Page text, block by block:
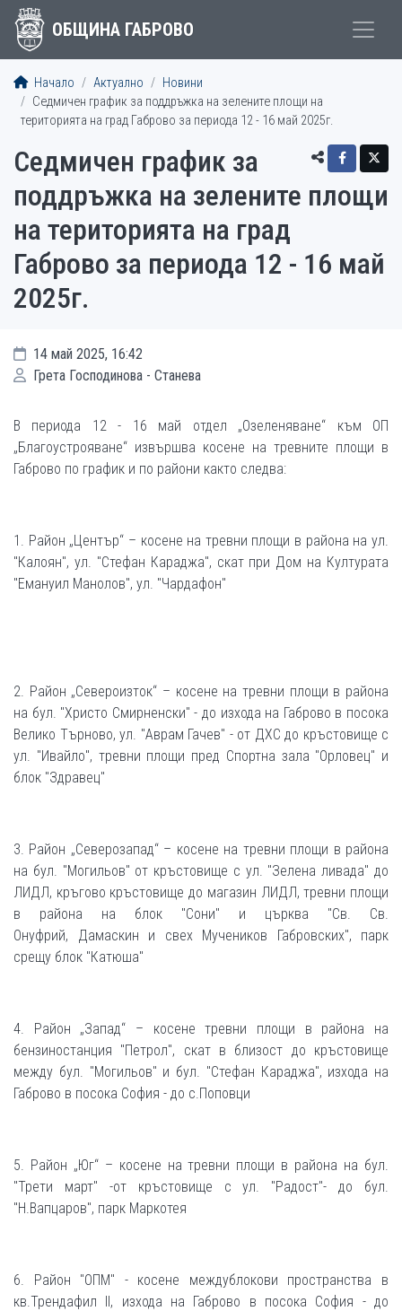
ОБЩИНА ГАБРОВО
Начало Актуално
Новини
Седмичен график за поддръжка на зелените площи на
територията на град Габрово за периода 12 - 16 май 2025г.
Седмичен график за
поддръжка на зелените площи
на територията на град
Габрово за периода 12 - 16 май
2025г.
14 май 2025, 16:42
Грета Господинова - Станева
В периода 12 - 16 май отдел „Озеленяване“ към ОП
„Благоустрояване“ извършва косене на тревните площи в
Габрово по график и по райони както следва:
1. Район „Център“ – косене на тревни площи в района на ул.
"Калоян", ул. "Стефан Караджа", скат при Дом на Културата
"Емануил Манолов", ул. "Чардафон"
2. Район „Североизток“ – косене на тревни площи в района
на бул. "Христо Смирненски" - до изхода на Габрово в посока
Велико Търново, ул. "Аврам Гачев" - от ДХС до кръстовище с
ул. "Ивайло", тревни площи пред Спортна зала "Орловец" и
блок "Здравец"
3. Район „Северозапад“ – косене на тревни площи в района
на бул. "Могильов" от кръстовище с ул. "Зелена ливада" до
ЛИДЛ, кръгово кръстовище до магазин ЛИДЛ, тревни площи
в района на блок "Сони" и църква "Св. Св.
Онуфрий, Дамаскин и свех Мучеников Габровских", парк
срещу блок "Катюша"
4. Район „Запад“ – косене тревни площи в района на
бензиностанция "Петрол", скат в близост до кръстовище
между бул. "Могильов" и бул. "Стефан Караджа", изхода на
Габрово в посока София - до с.Поповци
5. Район „Юг“ – косене на тревни площи в района на бул.
"Трети март" -от кръстовище с ул. "Радост"- до бул.
"Н.Вапцаров", парк Маркотея
6. Район "ОПМ" - косене междублокови пространства в
кв.Трендафил II, изхода на Габрово в посока София - до